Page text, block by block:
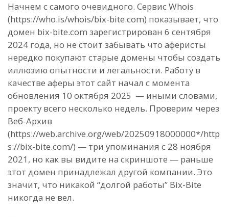
Начнем с самого очевидного. Сервис Whois
(https://who.is/whois/bix-bite.com) показывает, что
домен bix-bite.com зарегистрирован 6 сентября
2024 года, но не стоит забывать что аферисты
нередко покупают старые домены чтобы создать
иллюзию опытности и легальности. Работу в
качестве аферы этот сайт начал с момента
обновления 10 октября 2025 — иными словами,
проекту всего несколько недель. Проверим через
Веб-Архив
(https://web.archive.org/web/20250918000000*/http
s://bix-bite.com/) — три упоминания с 28 ноября
2021, но как вы видите на скриншоте — раньше
этот домен принадлежал другой компании. Это
значит, что никакой “долгой работы” Bix-Bite
никогда не вел.